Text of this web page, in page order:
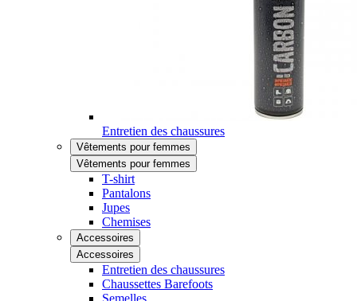
Entretien des chaussures
Vêtements pour femmes
Vêtements pour femmes
T-shirt
Pantalons
Jupes
Chemises
Accessoires
Accessoires
Entretien des chaussures
Chaussettes Barefoots
Semelles